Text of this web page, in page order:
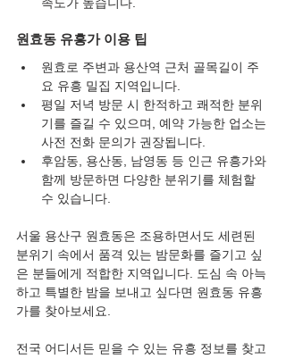
원효동 유흥가 이용 팁
원효로 주변과 용산역 근처 골목길이 주
요 유흥 밀집 지역입니다.
평일 저녁 방문 시 한적하고 쾌적한 분위
기를 즐길 수 있으며, 예약 가능한 업소는
사전 전화 문의가 권장됩니다.
후암동, 용산동, 남영동 등 인근 유흥가와
함께 방문하면 다양한 분위기를 체험할
수 있습니다.
서울 용산구 원효동은 조용하면서도 세련된
분위기 속에서 품격 있는 밤문화를 즐기고 싶
은 분들에게 적합한 지역입니다. 도심 속 아늑
하고 특별한 밤을 보내고 싶다면 원효동 유흥
가를 찾아보세요.
전국 어디서든 믿을 수 있는 유흥 정보를 찾고